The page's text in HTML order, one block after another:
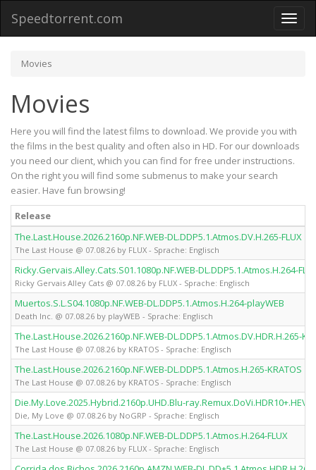
Toggle
Speedtorrent.com
Movies
Movies
Here you will find the latest films to download. We provide you with
the films in the best quality and often also in HD. For our downloads
you need our client, which you can find for free under instructions.
On the right you will find some submenus to make your search
easier. Have fun browsing!
Release
The.Last.House.2026.2160p.NF.WEB-DL.DDP5.1.Atmos.DV.H.265-FLUX
The Last House @ 07.08.26 by FLUX - Sprache: Englisch
Ricky.Gervais.Alley.Cats.S01.1080p.NF.WEB-DL.DDP5.1.Atmos.H.264-
Ricky Gervais Alley Cats @ 07.08.26 by FLUX - Sprache: Englisch
Muertos.S.L.S04.1080p.NF.WEB-DL.DDP5.1.Atmos.H.264-playWEB
Death Inc. @ 07.08.26 by playWEB - Sprache: Englisch
The.Last.House.2026.2160p.NF.WEB-DL.DDP5.1.Atmos.DV.HDR.H.265-
The Last House @ 07.08.26 by KRATOS - Sprache: Englisch
The.Last.House.2026.2160p.NF.WEB-DL.DDP5.1.Atmos.H.265-KRATOS
The Last House @ 07.08.26 by KRATOS - Sprache: Englisch
Die.My.Love.2025.Hybrid.2160p.UHD.Blu-
Die, My Love @ 07.08.26 by NoGRP - Sprache: Englisch
The.Last.House.2026.1080p.NF.WEB-DL.DDP5.1.Atmos.H.264-FLUX
The Last House @ 07.08.26 by FLUX - Sprache: Englisch